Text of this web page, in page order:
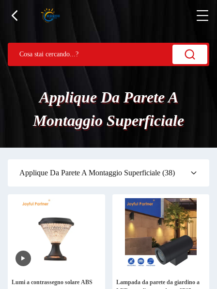
Applique Da Parete A
Montaggio Superficiale
Applique Da Parete A Montaggio Superficiale (38)
Lumi a contrassegno solare ABS
Lampada da parete da giardino a